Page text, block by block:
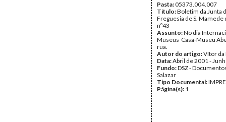
Pasta:05373.004.007
Título:Boletim da Junta
Freguesia de S. Mamede
nº43
Assunto:No dia
Museus  Casa-Museu
rua.
Autor do artigo:Vítor da
Data:Abril de 2001 -
Fundo:DSZ -
Salazar
Tipo Documental:
Página(s): 1